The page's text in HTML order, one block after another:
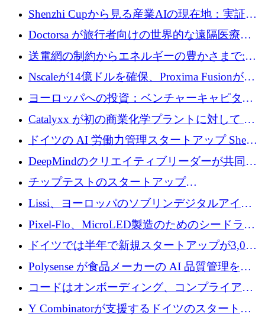
国の社長が語る
Shenzhi Cupから見る産業AIの現在地：実証と
産業実装への道筋
Doctorsa が旅行者向けの世界的な遠隔医療プ
ラットフォームを拡大するために 100 万ユー
ロを調達
送電網の制約からエネルギーの豊かさまで:
Envision の Gobi X がヨーロッパの AI の未来
Nscaleが14億ドルを確保、Proxima Fusionが4
億1,100万ユーロを獲得、Invest EuropeはVCの
ヨーロッパへの投資：ベンチャーキャピタル
が過去2番目に高い水準に到達
Catalyxx が初の商業化学プラントに対して EU
から 2,000 万ユーロ以上の支援を獲得
ドイツの AI 労働力管理スタートアップ Sherpa
がプレシードで 220 万ドルを調達
DeepMindのクリエイティブリーダーが共同設
立したAIライティングのスタートアップが
チップテストのスタートアップ
QuantumDiamondsが株式資金で1,500万ユーロ
を調達
Lissi、ヨーロッパのソブリンデジタルアイデ
ンティティの未来を推進するために350万ユー
ロを調達
Pixel-Flo、MicroLED製造のためのシードラウ
ンドで525万ポンドを獲得
ドイツでは半年で新規スタートアップが3,000
社という記録を目の当たりにし、涙を流すハ
ンブルク
Polysense が食品メーカーの AI 品質管理を拡
張するために 1,070 万ドルを調達
コードはオンボーディング、コンプライアン
ス、支払いを統合するために 640 万ポンドを
Y Combinatorが支援するドイツのスタートア